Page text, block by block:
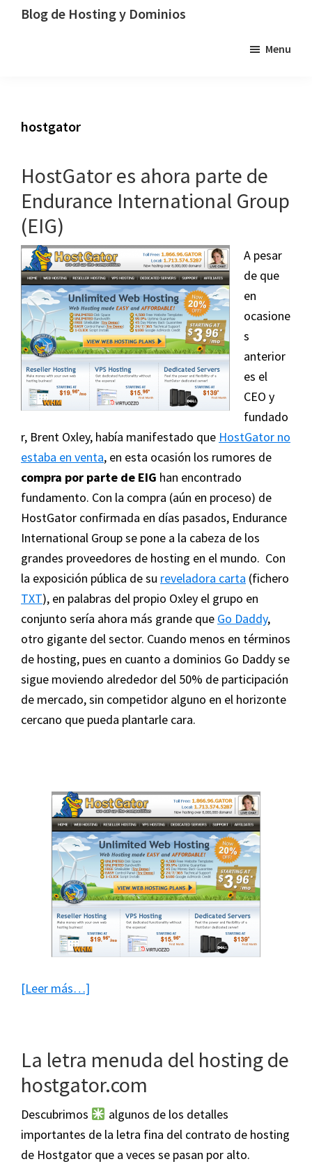
Saltar
Saltar
SaltarBlog de Hosting y Dominios
los
y
la
tecnología
Menu
hostgator
HostGator es ahora parte de
Endurance International Group
(EIG)
A pesar
de que
en
ocasione
s
anterior
es el
CEO y
fundado
r, Brent Oxley, había manifestado que HostGator no
estaba en venta, en esta ocasión los rumores de
compra por parte de EIG han encontrado
fundamento. Con la compra (aún en proceso) de
HostGator confirmada en días pasados, Endurance
International Group se pone a la cabeza de los
grandes proveedores de hosting en el mundo. Con
la exposición pública de su reveladora carta (fichero
TXT), en palabras del propio Oxley el grupo en
conjunto sería ahora más grande que Go Daddy,
otro gigante del sector. Cuando menos en términos
de hosting, pues en cuanto a dominios Go Daddy se
sigue moviendo alrededor del 50% de participación
de mercado, sin competidor alguno en el horizonte
cercano que pueda plantarle cara.
[Leer más…]
ahora
parte
de
Endurance
International
La letra menuda del hosting de
hostgator.com
Descubrimos
algunos de los detalles
importantes de la letra fina del contrato de hosting
de Hostgator que a veces se pasan por alto.